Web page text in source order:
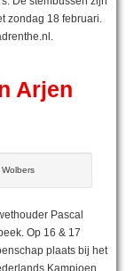
zondag 18 februari.
Arjen
Pascal
Op 16 & 17
plaats bij het
Kampioen